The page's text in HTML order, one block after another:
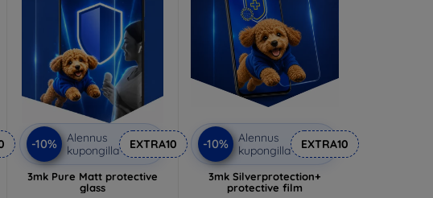
-10%
Alennus
kupongilla
EXTRA10
3mk Pure Matt protective
glass
-10%
Alennus
kupongilla
EXTRA10
3mk Silverprotection+
protective film